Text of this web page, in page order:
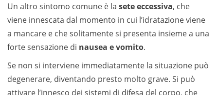
Un altro sintomo comune è la sete eccessiva, che
viene innescata dal momento in cui l’idratazione viene
a mancare e che solitamente si presenta insieme a una
forte sensazione di nausea e vomito.
Se non si interviene immediatamente la situazione può
degenerare, diventando presto molto grave. Si può
attivare l’innesco dei sistemi di difesa del corpo, che